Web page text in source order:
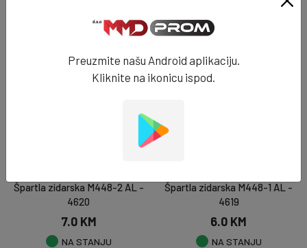
Špartla zidarska M448-2 AL -
4620
7.0 KM
NA STANJU
Špartla zidarska M448-1 AL -
4619
6.0 KM
NA STANJU
Preuzmite našu Android aplikaciju.
Kliknite na ikonicu ispod.